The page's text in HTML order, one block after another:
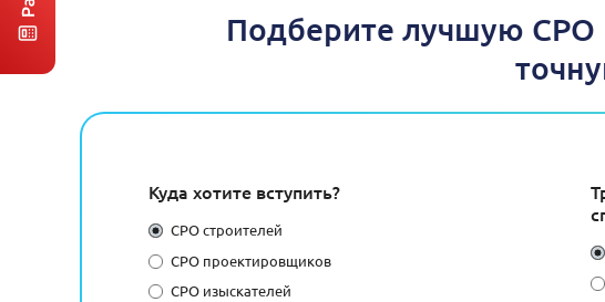
Подберите лучшую СРО
Куда хотите вступить?
СРО строителей
СРО проектировщиков
СРО изыскателей